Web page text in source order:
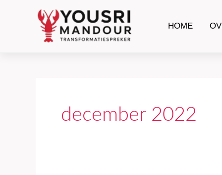
HOME
december 2022